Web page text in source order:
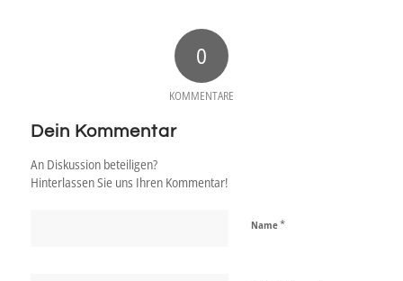
0
KOMMENTARE
Dein Kommentar
An Diskussion beteiligen?
Hinterlassen Sie uns Ihren Kommentar!
Name*